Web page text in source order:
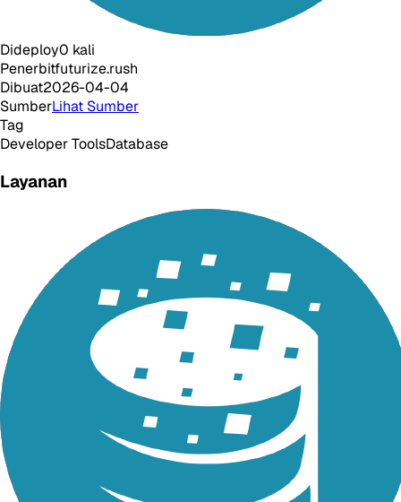
Dideploy0 kali
Penerbitfuturize.rush
Dibuat2026-04-04
SumberLihat Sumber
Tag
Developer ToolsDatabase
Layanan